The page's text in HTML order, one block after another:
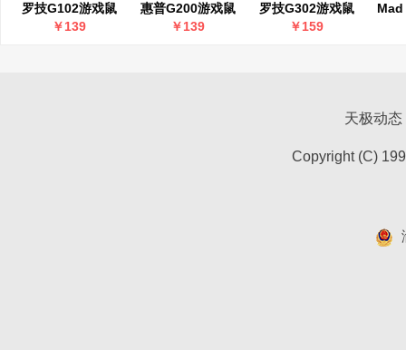
罗技G102游戏鼠
标
￥139
惠普G200游戏鼠
标
￥139
罗技G302游戏鼠
标
￥159
Mad
天极动态
Copyright (C)